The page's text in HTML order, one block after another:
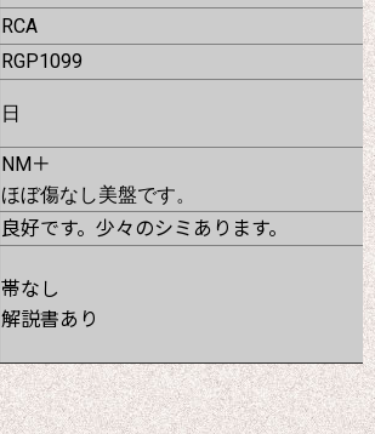
RCA
RGP1099
日
NM＋
ほぼ傷なし美盤です。
良好です。少々のシミあります。
帯なし
解説書あり